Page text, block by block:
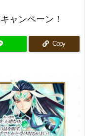
ャンペーン！
Copy